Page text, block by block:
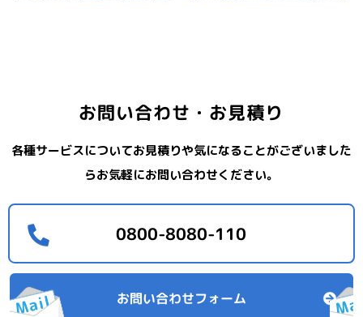
お問い合わせ・お見積り
各種サービスについてお見積りや気になることがございました
らお気軽にお問い合わせください。
0800-8080-110
お問い合わせフォーム